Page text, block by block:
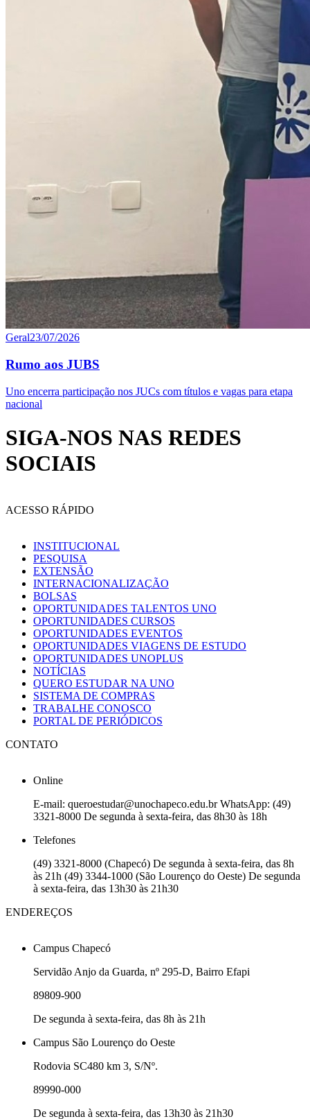
Geral23/07/2026
Rumo aos JUBS
Uno encerra participação nos JUCs com títulos e vagas para etapa
nacional
SIGA-NOS NAS REDES
SOCIAIS
ACESSO RÁPIDO
INSTITUCIONAL
PESQUISA
EXTENSÃO
INTERNACIONALIZAÇÃO
BOLSAS
OPORTUNIDADES TALENTOS UNO
OPORTUNIDADES CURSOS
OPORTUNIDADES EVENTOS
OPORTUNIDADES VIAGENS DE ESTUDO
OPORTUNIDADES UNOPLUS
NOTÍCIAS
QUERO ESTUDAR NA UNO
SISTEMA DE COMPRAS
TRABALHE CONOSCO
PORTAL DE PERIÓDICOS
CONTATO
Online
E-mail: queroestudar@unochapeco.edu.br WhatsApp: (49)
3321-8000 De segunda à sexta-feira, das 8h30 às 18h
Telefones
(49) 3321-8000 (Chapecó) De segunda à sexta-feira, das 8h
às 21h (49) 3344-1000 (São Lourenço do Oeste) De segunda
à sexta-feira, das 13h30 às 21h30
ENDEREÇOS
Campus Chapecó
Servidão Anjo da Guarda, nº 295-D, Bairro Efapi
89809-900
De segunda à sexta-feira, das 8h às 21h
Campus São Lourenço do Oeste
Rodovia SC480 km 3, S/Nº.
89990-000
De segunda à sexta-feira, das 13h30 às 21h30